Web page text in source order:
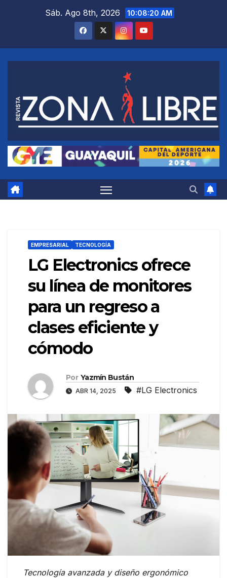
Sáb. Ago 8th, 2026 10:08:21 AM
EMPRESARIAL TECNOLOGÍA
LG Electronics ofrece
su línea de monitores
para un regreso a
clases eficiente y
cómodo
Por Yazmín Bustán
ABR 14, 2025 #LG Electronics
Tecnología avanzada y diseño ergonómico